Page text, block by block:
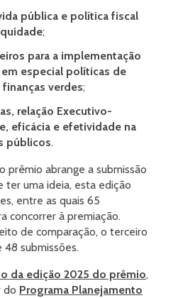
pública e política fiscal
;
para a implementação
especial políticas de
verdes;
relação Executivo-
eficácia e efetividade na
públicos.
prêmio abrange a submissão
ter uma ideia, esta edição
entre as quais 65
concorrer à premiação.
de comparação, o terceiro
submissões.
da edição 2025 do prêmio,
do Programa Planejamento